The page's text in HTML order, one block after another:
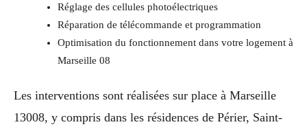
Réglage des cellules photoélectriques
Réparation de télécommande et programmation
Optimisation du fonctionnement dans votre logement à
Marseille 08
Les interventions sont réalisées sur place à Marseille
13008, y compris dans les résidences de Périer, Saint-